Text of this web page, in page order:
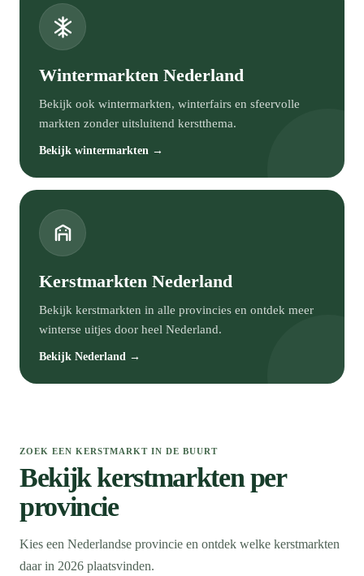
Wintermarkten Nederland
Bekijk ook wintermarkten, winterfairs en sfeervolle
markten zonder uitsluitend kerstthema.
Bekijk wintermarkten →
Kerstmarkten Nederland
Bekijk kerstmarkten in alle provincies en ontdek meer
winterse uitjes door heel Nederland.
Bekijk Nederland →
ZOEK EEN KERSTMARKT IN DE BUURT
Bekijk kerstmarkten per
provincie
Kies een Nederlandse provincie en ontdek welke kerstmarkten
daar in 2026 plaatsvinden.